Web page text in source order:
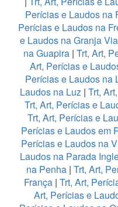
Perícias e Laudos na
Perícias e Laudos na
e Laudos na Granja
na Guapira| Trt, Art,
Art, Perícias e
Perícias e Laudos na
Laudos na Luz| Trt,
Trt, Art, Perícias e
Trt, Art, Perícias e
Perícias e Laudos em
Perícias e Laudos na
Laudos na Parada
na Penha | Trt, Art,
França | Trt, Art,
Art, Perícias e